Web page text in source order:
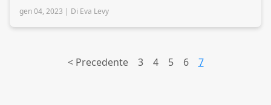
gen 04, 2023 | Di Eva Levy
< Precedente 3 4 5 6 7